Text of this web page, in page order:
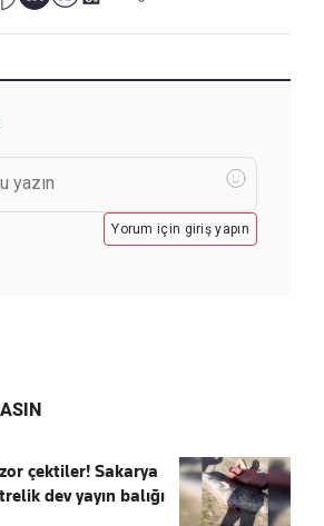
Yorum için giriş yapın
çektiler! Sakarya
dev yayın balığı